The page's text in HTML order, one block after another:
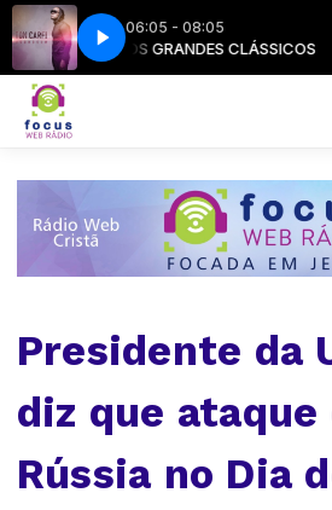
06:05 - 08:05
OS GRANDES CLÁSSICOS
Ton Carfi - Festa Dos Crentes
Presidente da
diz que ataque
Rússia no Dia